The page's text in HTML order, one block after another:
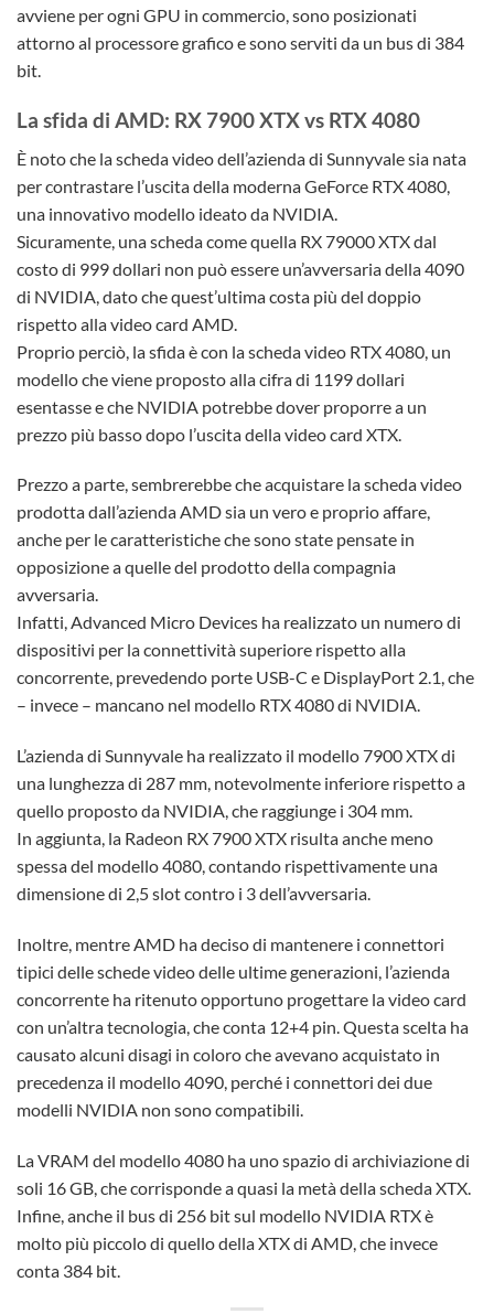
avviene per ogni GPU in commercio, sono posizionati
attorno al processore grafico e sono serviti da un bus di 384
bit.
La sfida di AMD: RX 7900 XTX vs RTX 4080
È noto che la scheda video dell’azienda di Sunnyvale sia nata
per contrastare l’uscita della moderna GeForce RTX 4080,
una innovativo modello ideato da NVIDIA.
Sicuramente, una scheda come quella RX 79000 XTX dal
costo di 999 dollari non può essere un’avversaria della 4090
di NVIDIA, dato che quest’ultima costa più del doppio
rispetto alla video card AMD.
Proprio perciò, la sfida è con la scheda video RTX 4080, un
modello che viene proposto alla cifra di 1199 dollari
esentasse e che NVIDIA potrebbe dover proporre a un
prezzo più basso dopo l’uscita della video card XTX.
Prezzo a parte, sembrerebbe che acquistare la scheda video
prodotta dall’azienda AMD sia un vero e proprio affare,
anche per le caratteristiche che sono state pensate in
opposizione a quelle del prodotto della compagnia
avversaria.
Infatti, Advanced Micro Devices ha realizzato un numero di
dispositivi per la connettività superiore rispetto alla
concorrente, prevedendo porte USB-C e DisplayPort 2.1, che
– invece – mancano nel modello RTX 4080 di NVIDIA.
L’azienda di Sunnyvale ha realizzato il modello 7900 XTX di
una lunghezza di 287 mm, notevolmente inferiore rispetto a
quello proposto da NVIDIA, che raggiunge i 304 mm.
In aggiunta, la Radeon RX 7900 XTX risulta anche meno
spessa del modello 4080, contando rispettivamente una
dimensione di 2,5 slot contro i 3 dell’avversaria.
Inoltre, mentre AMD ha deciso di mantenere i connettori
tipici delle schede video delle ultime generazioni, l’azienda
concorrente ha ritenuto opportuno progettare la video card
con un’altra tecnologia, che conta 12+4 pin. Questa scelta ha
causato alcuni disagi in coloro che avevano acquistato in
precedenza il modello 4090, perché i connettori dei due
modelli NVIDIA non sono compatibili.
La VRAM del modello 4080 ha uno spazio di archiviazione di
soli 16 GB, che corrisponde a quasi la metà della scheda XTX.
Infine, anche il bus di 256 bit sul modello NVIDIA RTX è
molto più piccolo di quello della XTX di AMD, che invece
conta 384 bit.